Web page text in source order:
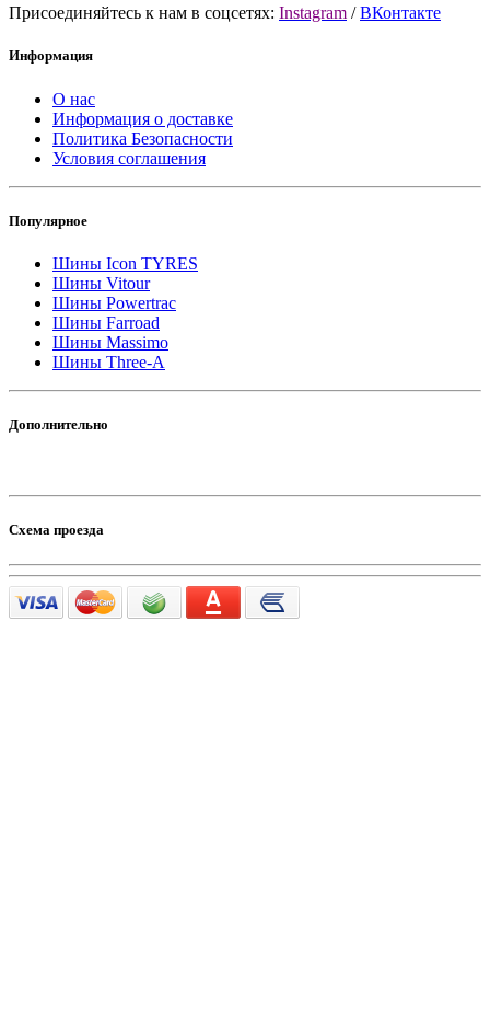
Присоединяйтесь к нам в соцсетях: Instagram /ВКонтакте
Информация
О нас
Информация о доставке
Политика Безопасности
Условия соглашения
Популярное
Шины Icon TYRES
Шины Vitour
Шины Powertrac
Шины Farroad
Шины Massimo
Шины Three-A
Дополнительно
Схема проезда